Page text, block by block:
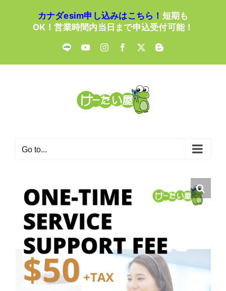
カナダesim申し込みはこちら！ 短期も
OK！営業時間内当日まで申込受付可能！
LINE YouTubeInstagramFacebook
X Blogger
Go to...